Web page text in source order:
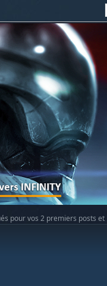
pour vos 2 premiers posts